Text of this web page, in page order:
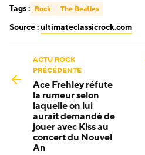
Tags : Rock The Beatles
Source :ultimateclassicrock.com
ACTU ROCK
PRÉCÉDENTE
Ace Frehley réfute
la rumeur selon
laquelle on lui
aurait demandé de
jouer avec Kiss au
concert du Nouvel
An